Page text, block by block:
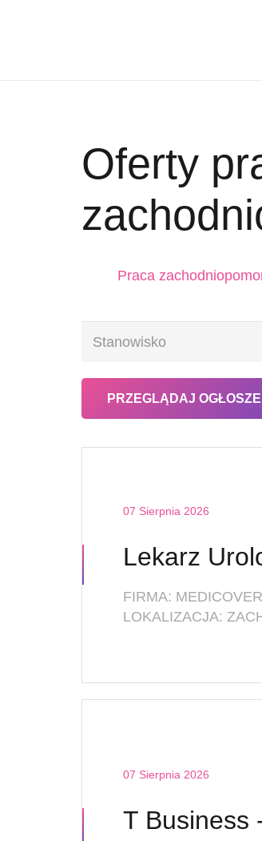
Oferty
Praca
07 Sierpnia 2026
FIRMA:
LOKALIZACJA:
07 Sierpnia 2026